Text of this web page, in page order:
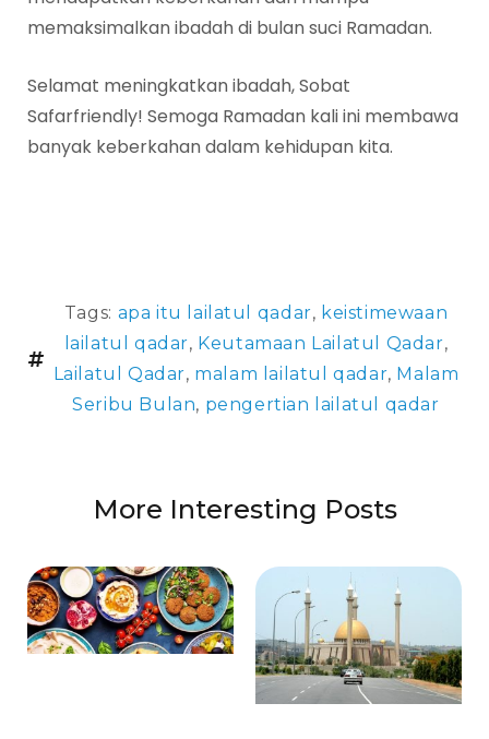
memaksimalkan ibadah di bulan suci Ramadan.
Selamat meningkatkan ibadah, Sobat
Safarfriendly! Semoga Ramadan kali ini membawa
banyak keberkahan dalam kehidupan kita.
Tags: apa itu lailatul qadar, keistimewaan
lailatul qadar, Keutamaan Lailatul Qadar,
Lailatul Qadar, malam lailatul qadar, Malam
Seribu Bulan, pengertian lailatul qadar
More Interesting Posts